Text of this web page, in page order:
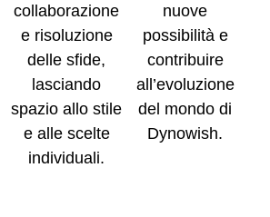
collaborazione
e risoluzione
delle sfide,
lasciando
spazio allo stile
e alle scelte
individuali.
nuove
possibilità e
contribuire
all’evoluzione
del mondo di
Dynowish.